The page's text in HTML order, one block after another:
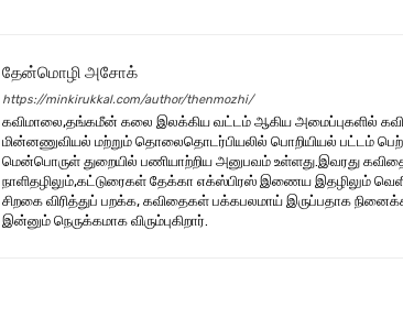
தேன்மொழி அசோக்
https://minkirukkal.com/author/thenmozhi/
கவிமாலை,தங்கமீன் கலை இலக்கிய வட்டம் ஆகிய அமைப்புகளில்
மின்னணுவியல் மற்றும் தொலைதொடர்பியலில் பொறியியல் பட்டம்
மென்பொருள் துறையில் பணியாற்றிய அனுபவம் உள்ளது.இவரது
நாளிதழிலும்,கட்டுரைகள் தேக்கா எக்ஸ்பிரஸ் இணைய இதழிலும்
சிறகை விரித்துப் பறக்க, கவிதைகள் பக்கபலமாய் இருப்பதாக
இன்னும் நெருக்கமாக விரும்புகிறார்.